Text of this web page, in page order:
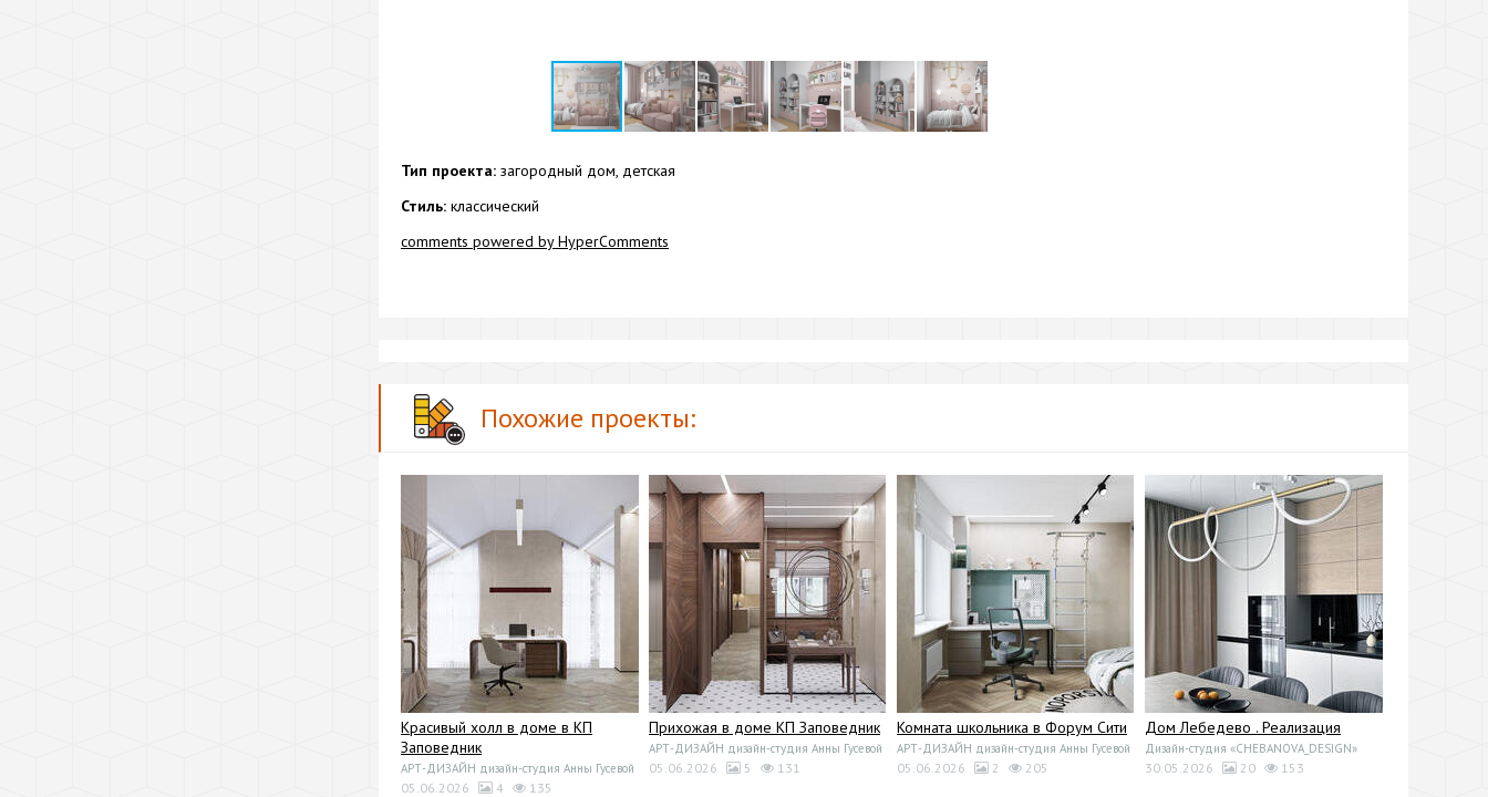
Тип проекта: загородный дом, детская
Стиль: классический
comments powered by HyperComments
Похожие проекты:
Красивый холл в доме в КП
Заповедник
АРТ-ДИЗАЙН дизайн-студия Анны Гусевой
05.06.2026 4 135
Прихожая в доме КП Заповедник
АРТ-ДИЗАЙН дизайн-студия Анны Гусевой
05.06.2026 5 131
Комната школьника в Форум Сити
АРТ-ДИЗАЙН дизайн-студия Анны Гусевой
05.06.2026 2 205
Дом Лебедево . Реализация
Дизайн-студия «CHEBANOVA_DESIGN»
30.05.2026 20 153